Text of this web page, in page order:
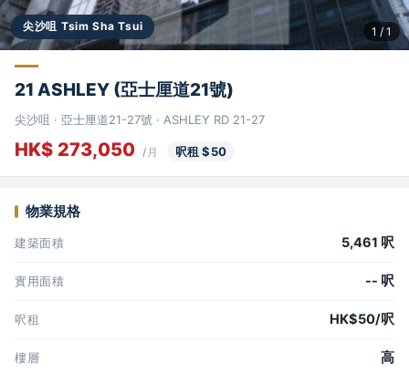
尖沙咀 Tsim Sha Tsui 1 / 1
21 ASHLEY (亞士厘道21號)
尖沙咀 · 亞士厘道21-27號 · ASHLEY RD 21-27
HK$ 273,050 /月 呎租 $50
物業規格
建築面積 5,461 呎
實用面積 -- 呎
呎租 HK$50/呎
樓層 高